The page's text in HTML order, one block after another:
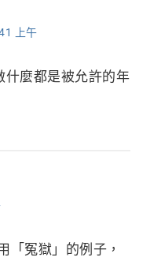
上午
什麼都是被允許的年
「冤獄」的例子，